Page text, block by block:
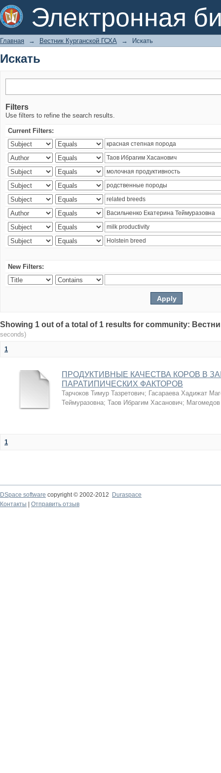
Электронная
Искать
Главная → Вестник Курганской ГСХА → Искать
Искать
Filters
Use filters to refine the search results.
Current Filters:
New Filters:
Showing 1 out of a total of 1 results for community:
seconds)
1
ПРОДУКТИВНЫЕ КАЧЕСТВА КОРОВ В
ПАРАТИПИЧЕСКИХ ФАКТОРОВ
Тарчоков Тимур Тазретович; Гасараева Хадижат
Теймуразовна; Таов Ибрагим Хасанович;
1
DSpace software copyright © 2002-2012
Duraspace
Контакты
Отправить отзыв